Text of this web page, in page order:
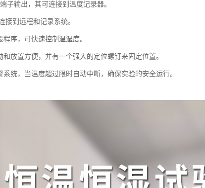
子输出，其可连接到温度记录器。
接到远程和记录系统。
序，可快速控制温湿度。
和放置方便，并有一个强大的定位螺钉来固定位置。
系统，当温度超过限时自动中断，确保实验的安全运行。